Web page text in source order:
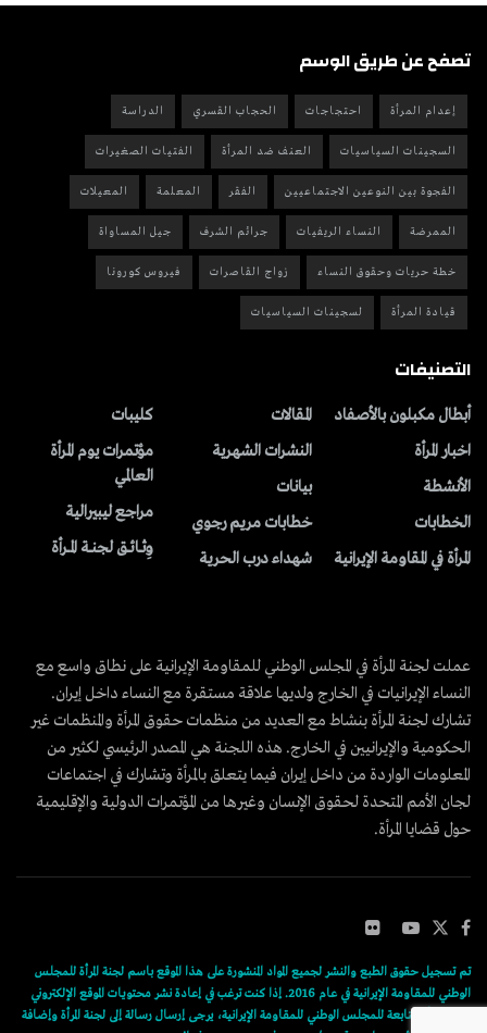
تصفح عن طريق الوسم
إعدام المرأة احتجاجات الحجاب القسري الدراسة
السجينات السياسيات العنف ضد المرأة الفتيات الصغيرات
الفجوة بين النوعين الاجتماعيين الفقر المعلمة المعيلات
الممرضة النساء الريفيات جرائم الشرف جيل المساواة
خطة حريات وحقوق النساء زواج القاصرات فيروس كورونا
قيادة المرأة لسجينات السياسيات
التصنيفات
أبطال مكبلون بالأصفاد
اخبار المرأة
الأنشطة
الخطابات
المرأة في المقاومة الإيرانية
المقالات
النشرات الشهریة
بیانات
خطابات مريم رجوي
شهداء درب الحرية
کلیبات
مؤتمرات يوم المرأة
العالمي
مراجع ليبيرالية
وِثــائــق لجنــة المــرأة
عملت لجنة المرأة في المجلس الوطني للمقاومة الإيرانية على نطاق واسع مع
النساء الإيرانيات في الخارج ولديها علاقة مستقرة مع النساء داخل إيران.
تشارك لجنة المرأة بنشاط مع العديد من منظمات حقوق المرأة والمنظمات غير
الحكومية والإيرانيين في الخارج. هذه اللجنة هي المصدر الرئيسي لكثير من
المعلومات الواردة من داخل إيران فيما يتعلق بالمرأة وتشارك في اجتماعات
لجان الأمم المتحدة لحقوق الإنسان وغيرها من المؤتمرات الدولية والإقليمية
حول قضايا المرأة.
تم تسجيل حقوق الطبع والنشر لجميع المواد المنشورة على هذا الموقع باسم لجنة المرأة للمجلس
الوطني للمقاومة الإيرانية في عام 2016. إذا كنت ترغب في إعادة نشر محتويات الموقع الإلكتروني
للجنة المرأة التابعة للمجلس الوطني للمقاومة الإيرانية، يرجى إرسال رسالة إلى لجنة المرأة وإضافة